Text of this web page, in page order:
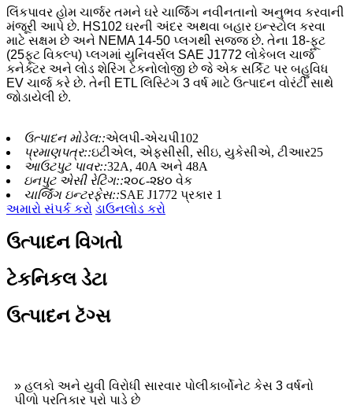
લિંકપાવર હોમ ચાર્જર તમને ઘરે ચાર્જિંગ નવીનતાનો અનુભવ કરવાની
મંજૂરી આપે છે. HS102 ઘરની અંદર અથવા બહાર ઇન્સ્ટોલ કરવા
માટે સક્ષમ છે અને NEMA 14-50 પ્લગથી સજ્જ છે. તેના 18-ફૂટ
(25ફૂટ વિકલ્પ) પ્લગમાં યુનિવર્સલ SAE J1772 લોકેબલ ચાર્જ
કનેક્ટર અને લોડ શેરિંગ ટેકનોલોજી છે જે એક સર્કિટ પર બહુવિધ
EV ચાર્જ કરે છે. તેની ETL લિસ્ટિંગ 3 વર્ષ માટે ઉત્પાદન વોરંટી સાથે
જોડાયેલી છે.
ઉત્પાદન મોડેલ::એલપી-એચપી102
પ્રમાણપત્ર::ઇટીએલ, એફસીસી, સીઇ, યુકેસીએ, ટીઆર25
આઉટપુટ પાવર::32A, 40A અને 48A
ઇનપુટ એસી રેટિંગ::૨૦૮-૨૪૦ વેક
ચાર્જિંગ ઇન્ટરફેસ::SAE J1772 પ્રકાર 1
અમારો સંપર્ક કરો ડાઉનલોડ કરો
ઉત્પાદન વિગતો
ટેકનિકલ ડેટા
ઉત્પાદન ટૅગ્સ
» હલકો અને યુવી વિરોધી સારવાર પોલીકાર્બોનેટ કેસ 3 વર્ષનો
પીળો પ્રતિકાર પૂરો પાડે છે